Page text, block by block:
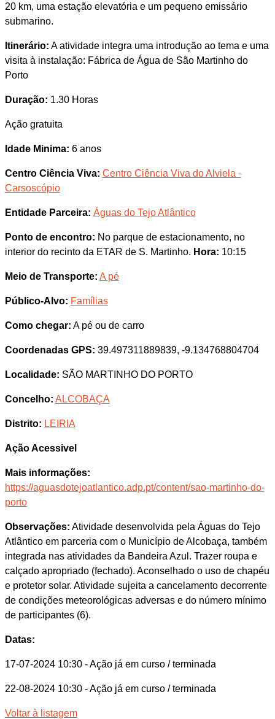
20 km, uma estação elevatória e um pequeno emissário
submarino.
Itinerário: A atividade integra uma introdução ao tema e uma
visita à instalação: Fábrica de Água de São Martinho do
Porto
Duração: 1.30 Horas
Ação gratuita
Idade Minima: 6 anos
Centro Ciência Viva: Centro Ciência Viva do Alviela -
Carsoscópio
Entidade Parceira: Águas do Tejo Atlântico
Ponto de encontro: No parque de estacionamento, no
interior do recinto da ETAR de S. Martinho. Hora: 10:15
Meio de Transporte: A pé
Público-Alvo: Famílias
Como chegar: A pé ou de carro
Coordenadas GPS: 39.497311889839, -9.134768804704
Localidade: SÃO MARTINHO DO PORTO
Concelho: ALCOBAÇA
Distrito: LEIRIA
Ação Acessivel
Mais informações:
https://aguasdotejoatlantico.adp.pt/content/sao-martinho-do-
porto
Observações: Atividade desenvolvida pela Águas do Tejo
Atlântico em parceria com o Município de Alcobaça, também
integrada nas atividades da Bandeira Azul. Trazer roupa e
calçado apropriado (fechado). Aconselhado o uso de chapéu
e protetor solar. Atividade sujeita a cancelamento decorrente
de condições meteorológicas adversas e do número mínimo
de participantes (6).
Datas:
17-07-2024 10:30 - Ação já em curso / terminada
22-08-2024 10:30 - Ação já em curso / terminada
Voltar à listagem